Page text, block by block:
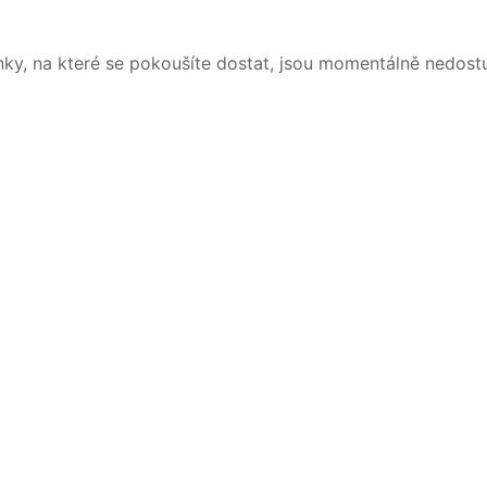
na které se pokoušíte dostat, jsou momentálně